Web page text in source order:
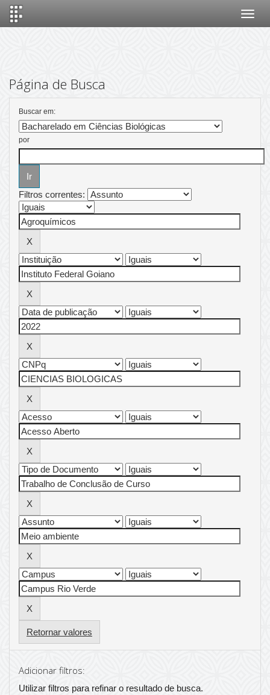
Página de Busca
Buscar em:
por
Filtros correntes:
Retornar valores
Adicionar filtros:
Utilizar filtros para refinar o resultado de busca.